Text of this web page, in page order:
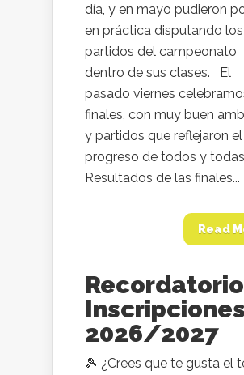
día, y en mayo pudieron
en práctica disputando los
partidos del campeonato
dentro de sus clases. El
pasado viernes
finales, con muy buen
y partidos que reflejaron el
progreso de todos y
Resultados de las finales...
Read
Recordatorio
Inscripciones
2026/2027
🎾 ¿Crees que te gusta el